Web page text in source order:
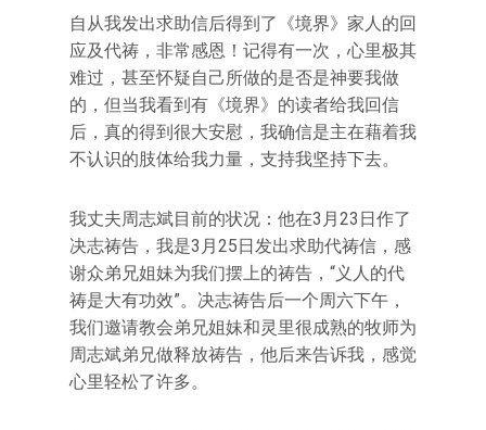
自从我发出求助信后得到了《境界》家人的回
应及代祷，非常感恩！记得有一次，心里极其
难过，甚至怀疑自己所做的是否是神要我做
的，但当我看到有《境界》的读者给我回信
后，真的得到很大安慰，我确信是主在藉着我
不认识的肢体给我力量，支持我坚持下去。
我丈夫周志斌目前的状况：他在3月23日作了
决志祷告，我是3月25日发出求助代祷信，感
谢众弟兄姐妹为我们摆上的祷告，“义人的代
祷是大有功效”。决志祷告后一个周六下午，
我们邀请教会弟兄姐妹和灵里很成熟的牧师为
周志斌弟兄做释放祷告，他后来告诉我，感觉
心里轻松了许多。